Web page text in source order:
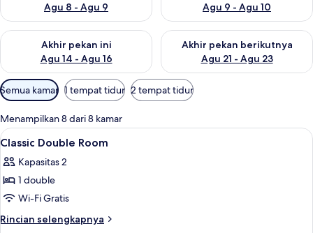
Agu 8 - Agu 9
Agu 9 - Agu 10
Akhir pekan ini
Agu 14 - Agu 16
Periksa ketersediaan untuk akhir pekan ini Agu 14 - Agu 16
Akhir pekan berikutnya
Agu 21 - Agu 23
Periksa ketersediaan untuk
Filter
tersedia
untuk
kamar
Semua kamar 1 tempat tidur 2 tempat tidur
Menampilkan 8 dari 8 kamar
Lihat
semua
foto
untuk
Classic
Double
Minibar, brankas, meja kerja, dan
7
Classic Double Room
Kapasitas 2
1 double
Wi-Fi Gratis
Rincian selengkapnya
Rincian